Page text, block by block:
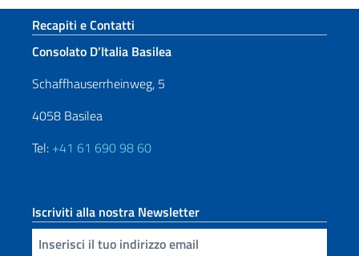
Sezione footer
Recapiti e Contatti
Consolato D’Italia Basilea
Schaffhauserrheinweg, 5
4058 Basilea
Tel: +41 61 690 98 60
Iscriviti alla nostra Newsletter
Inserisci la tua email